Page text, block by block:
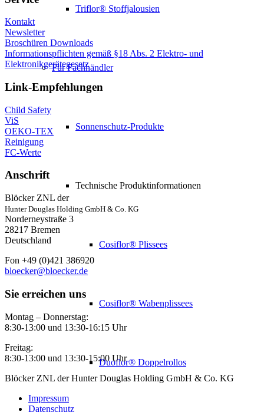
Triflor® Stoffjalousien
Für Fachhändler
Sonnenschutz-Produkte
Technische Produktinformationen
Cosiflor® Plissees
Cosiflor® Wabenplissees
Duoflor® Doppelrollos
Kontakt
Newsletter
Broschüren Downloads
Informationspflichten gemäß §18 Abs. 2 Elektro- und
Elektronikgerätegesetz
Link-Empfehlungen
Child Safety
ViS
OEKO-TEX
Reinigung
FC-Werte
Anschrift
Blöcker ZNL der
Hunter Douglas Holding GmbH & Co. KG
Norderneystraße 3
28217 Bremen
Deutschland
Fon +49 (0)421 386920
bloecker@bloecker.de
Sie erreichen uns
Montag – Donnerstag:
8:30-13:00 und 13:30-16:15 Uhr
Freitag:
8:30-13:00 und 13:30-15:00 Uhr
Blöcker ZNL der Hunter Douglas Holding GmbH & Co. KG
Impressum
Datenschutz